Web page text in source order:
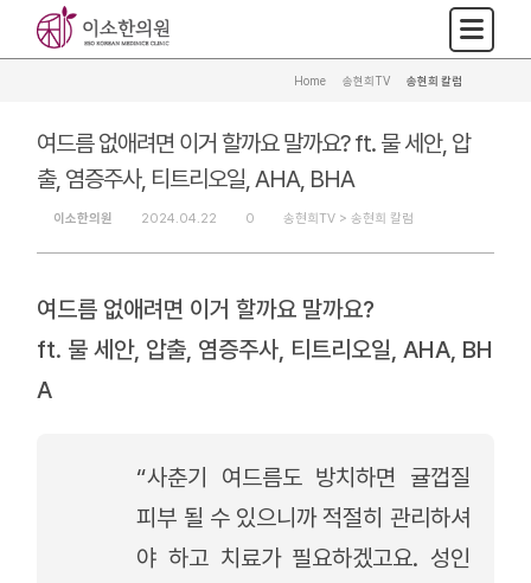
Home 송현희TV 송현희 칼럼
여드름 없애려면 이거 할까요 말까요? ft. 물 세안, 압
출, 염증주사, 티트리오일, AHA, BHA
이소한의원 2024.04.22 0 송현희TV >송현희 칼럼
여드름 없애려면 이거 할까요 말까요?
ft. 물 세안, 압출, 염증주사, 티트리오일, AHA, BH
A
“사춘기 여드름도 방치하면 귤껍질
피부 될 수 있으니까 적절히 관리하셔
야 하고 치료가 필요하겠고요. 성인